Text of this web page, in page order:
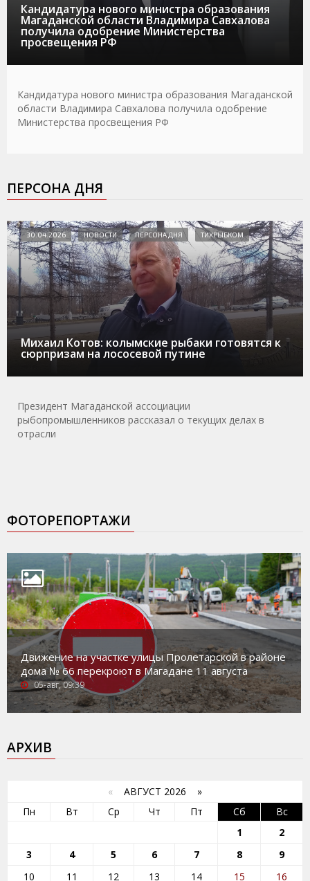
Кандидатура нового министра образования
Магаданской области Владимира Савхалова
получила одобрение Министерства
просвещения РФ
Кандидатура нового министра образования Магаданской
области Владимира Савхалова получила одобрение
Министерства просвещения РФ
ПЕРСОНА ДНЯ
Михаил Котов: колымские рыбаки готовятся к
сюрпризам на лососевой путине
30.04.2026 НОВОСТИ ПЕРСОНА ДНЯ ТИХРЫБКОМ
Президент Магаданской ассоциации
рыбопромышленников рассказал о текущих делах в
отрасли
ФОТОРЕПОРТАЖИ
Движение на участке улицы Пролетарской в районе
дома № 66 перекроют в Магадане 11 августа
05-авг, 09:39
АРХИВ
« АВГУСТ 2026 »
Пн
Вт Ср Чт Пт Сб
Вс
1
2
3
4 5 6 7 8
9
10
11 12 13 14 15 16